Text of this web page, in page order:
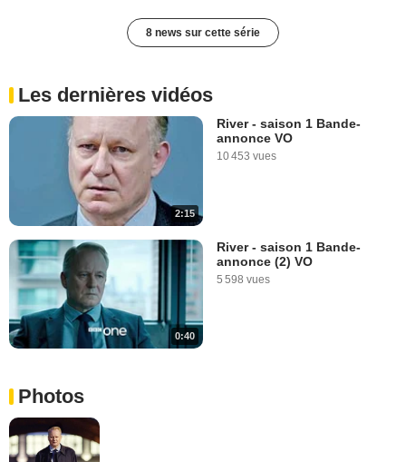
8 news sur cette série
Les dernières vidéos
2:15
River - saison 1 Bande-
annonce VO
10 453 vues
0:40
River - saison 1 Bande-
annonce (2) VO
5 598 vues
Photos